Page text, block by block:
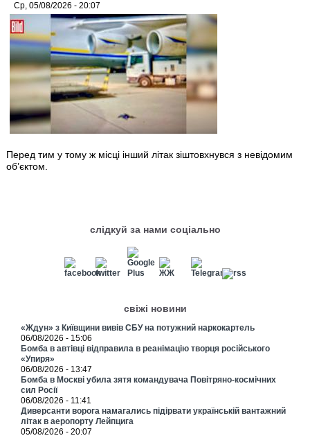
Ср, 05/08/2026 - 20:07
Перед тим у тому ж місці інший літак зіштовхнувся з невідомим
об’єктом.
слідкуй за нами соціально
свіжі новини
«Ждун» з Київщини вивів СБУ на потужний наркокартель
06/08/2026 - 15:06
Бомба в автівці відправила в реанімацію творця російського
«Упиря»
06/08/2026 - 13:47
Бомба в Москві убила зятя командувача Повітряно-космічних
сил Росії
06/08/2026 - 11:41
Диверсанти ворога намагались підірвати українській вантажний
літак в аеропорту Лейпцига
05/08/2026 - 20:07